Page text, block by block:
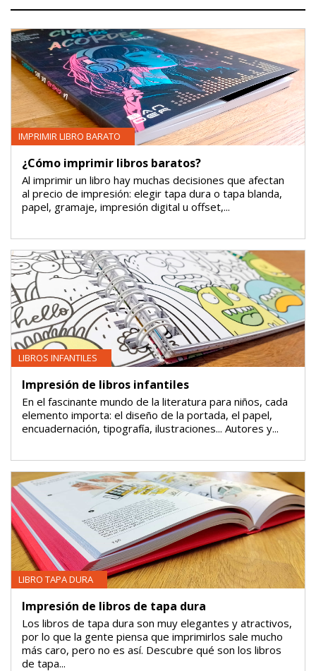
IMPRIMIR LIBRO BARATO
¿Cómo imprimir libros baratos?
Al imprimir un libro hay muchas decisiones que afectan
al precio de impresión: elegir tapa dura o tapa blanda,
papel, gramaje, impresión digital u offset,...
LIBROS INFANTILES
Impresión de libros infantiles
En el fascinante mundo de la literatura para niños, cada
elemento importa: el diseño de la portada, el papel,
encuadernación, tipografía, ilustraciones... Autores y...
LIBRO TAPA DURA
Impresión de libros de tapa dura
Los libros de tapa dura son muy elegantes y atractivos,
por lo que la gente piensa que imprimirlos sale mucho
más caro, pero no es así. Descubre qué son los libros
de tapa...